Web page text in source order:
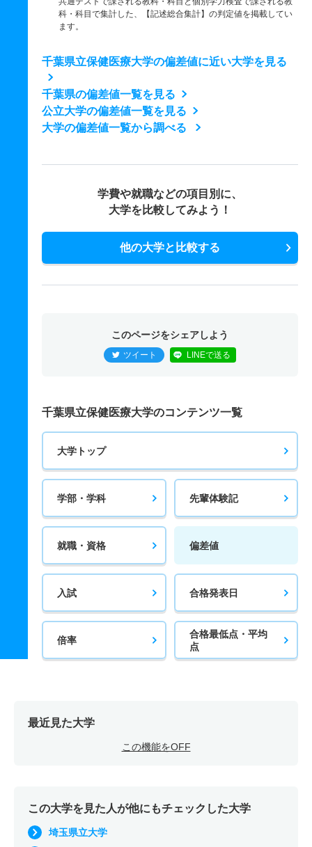
科・科目で集計した、【記述総合集計】の判定値を掲載してい
ます。
千葉県立保健医療大学の偏差値に近い大学を見る
千葉県の偏差値一覧を見る
公立大学の偏差値一覧を見る
大学の偏差値一覧から調べる
学費や就職などの項目別に、
大学を比較してみよう！
他の大学と比較する
このページをシェアしよう
ツイート LINEで送る
千葉県立保健医療大学のコンテンツ一覧
大学トップ
学部・学科 先輩体験記
就職・資格 偏差値
入試 合格発表日
倍率
合格最低点・平均
点
最近見た大学
この機能をOFF
この大学を見た人が他にもチェックした大学
埼玉県立大学